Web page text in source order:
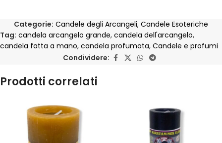
Categorie: Candele degli Arcangeli, Candele Esoteriche
Tag: candela arcangelo grande, candela dell'arcangelo,
candela fatta a mano, candela profumata, Candele e profumi
Condividere:
Prodotti correlati